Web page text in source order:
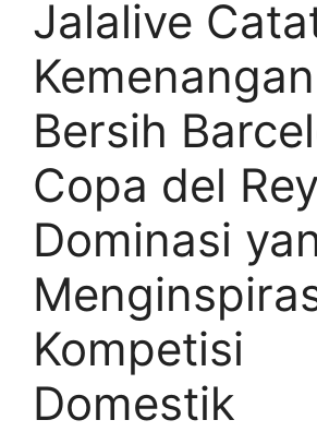
Jalalive
Kemenangan
Bersih
Copa del
Dominasi
Kompetisi
Domestik